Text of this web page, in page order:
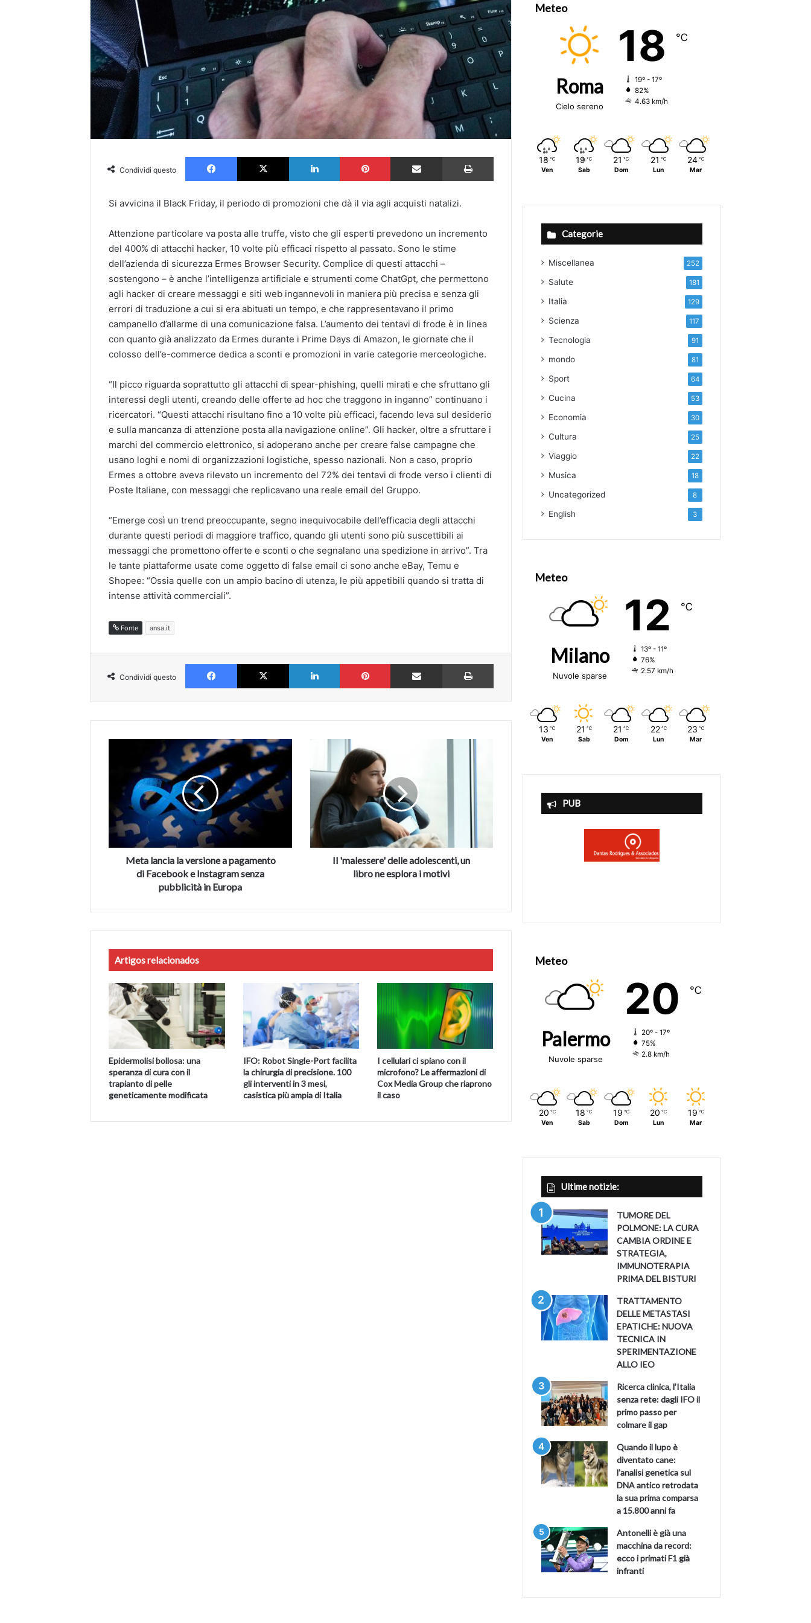
Condividi questo
Facebook X LinkedIn Pinterest Partilhar via Email Imprimir
Si avvicina il Black Friday, il periodo di promozioni che dà il via agli acquisti natalizi.
Attenzione particolare va posta alle truffe, visto che gli esperti prevedono un incremento
del 400% di attacchi hacker, 10 volte più efficaci rispetto al passato. Sono le stime
dell’azienda di sicurezza Ermes Browser Security. Complice di questi attacchi –
sostengono – è anche l’intelligenza artificiale e strumenti come ChatGpt, che permettono
agli hacker di creare messaggi e siti web ingannevoli in maniera più precisa e senza gli
errori di traduzione a cui si era abituati un tempo, e che rappresentavano il primo
campanello d’allarme di una comunicazione falsa. L’aumento dei tentavi di frode è in linea
con quanto già analizzato da Ermes durante i Prime Days di Amazon, le giornate che il
colosso dell’e-commerce dedica a sconti e promozioni in varie categorie merceologiche.
“Il picco riguarda soprattutto gli attacchi di spear-phishing, quelli mirati e che sfruttano gli
interessi degli utenti, creando delle offerte ad hoc che traggono in inganno” continuano i
ricercatori. “Questi attacchi risultano fino a 10 volte più efficaci, facendo leva sul desiderio
e sulla mancanza di attenzione posta alla navigazione online”. Gli hacker, oltre a sfruttare i
marchi del commercio elettronico, si adoperano anche per creare false campagne che
usano loghi e nomi di organizzazioni logistiche, spesso nazionali. Non a caso, proprio
Ermes a ottobre aveva rilevato un incremento del 72% dei tentavi di frode verso i clienti di
Poste Italiane, con messaggi che replicavano una reale email del Gruppo.
“Emerge così un trend preoccupante, segno inequivocabile dell’efficacia degli attacchi
durante questi periodi di maggiore traffico, quando gli utenti sono più suscettibili ai
messaggi che promettono offerte e sconti o che segnalano una spedizione in arrivo”. Tra
le tante piattaforme usate come oggetto di false email ci sono anche eBay, Temu e
Shopee: “Ossia quelle con un ampio bacino di utenza, le più appetibili quando si tratta di
intense attività commerciali”.
Fonte ansa.it
Condividi questo
Facebook X LinkedIn Pinterest Partilhar via Email Imprimir
versione
pagamento
Facebook
e
Instagram
Europa
Meta lancia la versione a pagamento
di Facebook e Instagram senza
pubblicità in Europa
'malessere'
delle
adolescenti,
libro
ne
esplora
i
Il 'malessere' delle adolescenti, un
libro ne esplora i motivi
Artigos relacionados
Epidermolisi bollosa: una
speranza di cura con il
trapianto di pelle
geneticamente modificata
IFO: Robot Single-Port facilita
la chirurgia di precisione. 100
gli interventi in 3 mesi,
casistica più ampia di Italia
I cellulari ci spiano con il
microfono? Le affermazioni di
Cox Media Group che riaprono
il caso
Meteo
Roma
Cielo sereno
18 ℃
19º - 17º
82%
4.63 km/h
18 ℃
Ven
19 ℃
Sab
21 ℃
Dom
21 ℃
Lun
24 ℃
Mar
Categorie
Miscellanea 252
Salute 181
Italia 129
Scienza 117
Tecnologia 91
mondo 81
Sport 64
Cucina 53
Economia 30
Cultura 25
Viaggio 22
Musica 18
Uncategorized 8
English 3
Meteo
Milano
Nuvole sparse
12 ℃
13º - 11º
76%
2.57 km/h
13 ℃
Ven
21 ℃
Sab
21 ℃
Dom
22 ℃
Lun
23 ℃
Mar
PUB
Meteo
Palermo
Nuvole sparse
20 ℃
20º - 17º
75%
2.8 km/h
20 ℃
Ven
18 ℃
Sab
19 ℃
Dom
20 ℃
Lun
19 ℃
Mar
Ultime notizie:
TUMORE DEL
POLMONE: LA CURA
CAMBIA ORDINE E
STRATEGIA,
IMMUNOTERAPIA
PRIMA DEL BISTURI
TRATTAMENTO
DELLE METASTASI
EPATICHE: NUOVA
TECNICA IN
SPERIMENTAZIONE
ALLO IEO
Ricerca clinica, l’Italia
senza rete: dagli IFO il
primo passo per
colmare il gap
Quando il lupo è
diventato cane:
l’analisi genetica sul
DNA antico retrodata
la sua prima comparsa
a 15.800 anni fa
Antonelli è già una
macchina da record:
ecco i primati F1 già
infranti